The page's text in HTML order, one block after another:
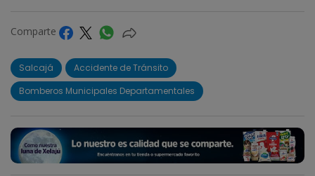
Comparte
Salcajá
Accidente de Tránsito
Bomberos Municipales Departamentales